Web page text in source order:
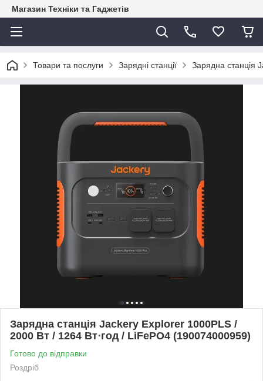
Магазин Техніки та Гаджетів
Товари та послуги Зарядні станції Зарядна станція
Зарядна станція Jackery Explorer 1000PLS /
2000 Вт / 1264 Вт⋅год / LiFePO4 (190074000959)
Готово до відправки
Роздріб